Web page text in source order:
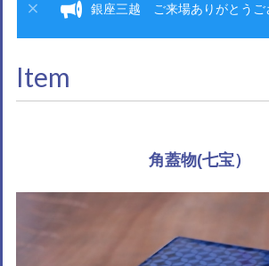
銀座三越 ご来場ありがとうご
Item
角蓋物(七宝）